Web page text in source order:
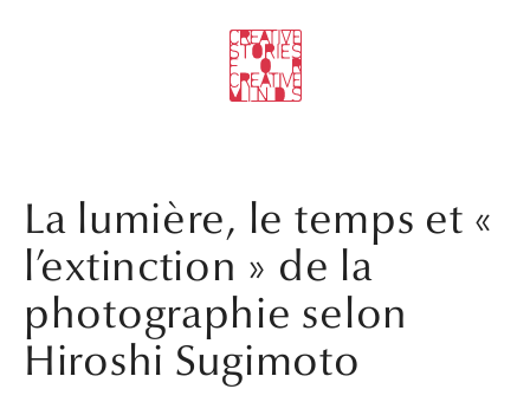
La lumière, le temps et «
l’extinction » de la
photographie selon
Hiroshi Sugimoto